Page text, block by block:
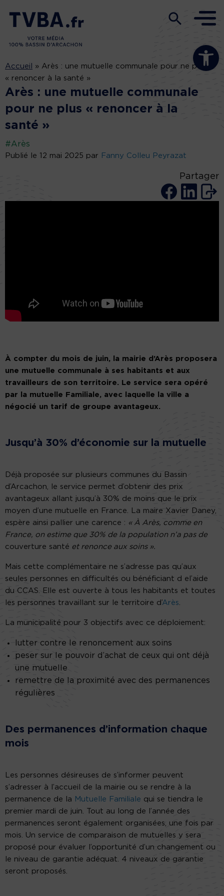
Ouvrir la
Accueil » Arès : une mutuelle communale pour ne plus
« renoncer à la santé »
Arès : une mutuelle communale
pour ne plus « renoncer à la
santé »
#Arès
Publié le 12 mai 2025 par Fanny Colleu Peyrazat
Partager
À compter du mois de juin, la mairie d’Arès proposera
une mutuelle communale à ses habitants et aux
travailleurs de son territoire. Le service sera opéré
par la mutuelle Familiale, avec laquelle la ville a
négocié un tarif de groupe avantageux.
Jusqu’à 30% d’économie sur la mutuelle
Déjà proposée sur plusieurs communes du Bassin
d’Arcachon, le service permet d’obtenir des prix
avantageux allant jusqu’à 30% de moins que le prix
moyen d’une mutuelle en France. La maire Xavier Daney,
espère ainsi pallier une carence : « À Arès, comme en
France, on estime que 30% de la population n’a pas de
couverture santé et renonce aux soins ».
Mais cette complémentaire ne s’adresse pas qu’aux
seules personnes en difficultés ou bénéficiant d el’aide
du CCAS. Elle est ouverte à tous les habitants et toutes
les personnes travaillant sur le territoire d’Arès
La municipalité pour 3 objectifs avec ce déploiement:
lutter contre le renoncement aux soins
peser sur le pouvoir d’achat de ceux qui ont déjà
une mutuelle
remettre de la proximité avec des permanences
régulières
Des permanences d’information chaque
mois
Les personnes désireuses de s’informer peuvent
s’adresser à l’accueil de la mairie ou se rendre à la
permanence de la Mutuelle Familiale qui se tiendra le
premier mardi de juin. Tout au long de l’année des
permanences seront également organisées, une fois par
mois. Un service de comparaison de mutuelles y sera
proposé pour évaluer l’opportunité d’un changement ou
le niveau de garantie adéquat. 4 niveaux de garantie
seront proposés.